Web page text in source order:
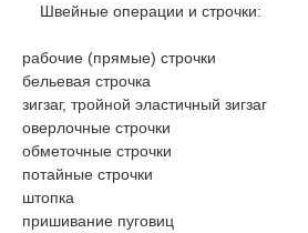
Швейные операции и строчки:
рабочие (прямые) строчки
бельевая строчка
зигзаг, тройной эластичный зигзаг
оверлочные строчки
обметочные строчки
потайные строчки
штопка
пришивание пуговиц